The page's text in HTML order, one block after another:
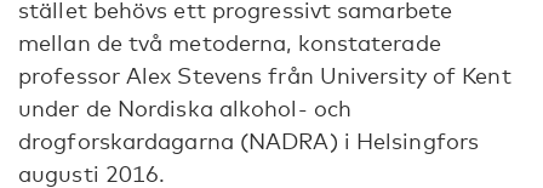
stället behövs ett progressivt samarbete
mellan de två metoderna, konstaterade
professor Alex Stevens från University of Kent
under de Nordiska alkohol- och
drogforskardagarna (NADRA) i Helsingfors
augusti 2016.